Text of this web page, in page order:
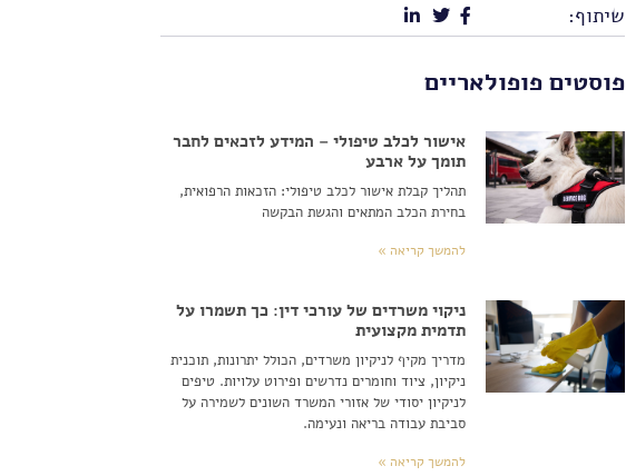
שיתוף:
פוסטים פופולאריים
אישור לכלב טיפולי – המידע לזכאים לחבר
תומך על ארבע
תהליך קבלת אישור לכלב טיפולי: הזכאות הרפואית,
בחירת הכלב המתאים והגשת הבקשה
להמשך קריאה »
ניקוי משרדים של עורכי דין: כך תשמרו על
תדמית מקצועית
מדריך מקיף לניקיון משרדים, הכולל יתרונות, תוכנית
ניקיון, ציוד וחומרים נדרשים ופירוט עלויות. טיפים
לניקיון יסודי של אזורי המשרד השונים לשמירה על
סביבת עבודה בריאה ונעימה.
להמשך קריאה »